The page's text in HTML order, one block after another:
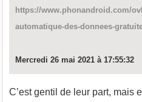
https://www.phonandroid.com/
automatique-des-donnees-
Mercredi 26 mai 2021 à 17:55:32
C’est gentil de leur part, mais